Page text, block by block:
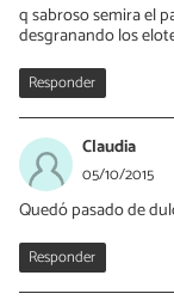
q sabroso semira el
desgranando los
Responder
Claudia
05/10/2015
Quedó pasado de
Responder